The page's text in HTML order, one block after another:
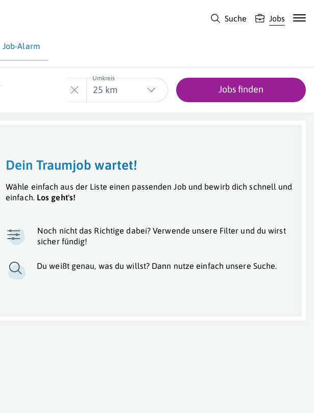
Suche Jobs
Job-Alarm
Umkreis
25 km Jobs finden
Dein Traumjob wartet!
Wähle einfach aus der Liste einen passenden Job und bewirb dich schnell und
einfach. Los geht's!
Noch nicht das Richtige dabei? Verwende unsere Filter und du wirst
sicher fündig!
Du weißt genau, was du willst? Dann nutze einfach unsere Suche.